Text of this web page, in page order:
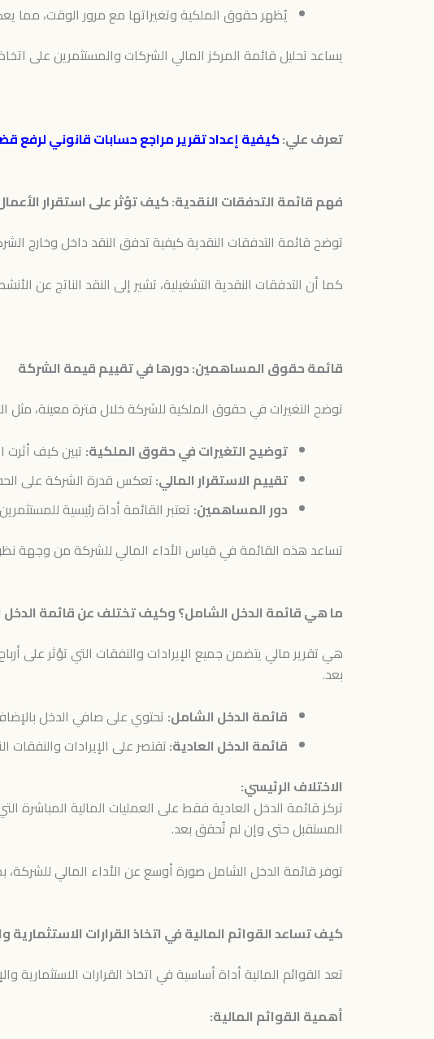
يُظهر حقوق الملكية وتغيراتها مع مرور الوقت،
يساعد تحليل قائمة المركز المالي الشركات والمستثمرين على
تعرف علي:كيفية إعداد تقرير مراجع حسابات قانوني لرفع
فهم قائمة التدفقات النقدية: كيف تؤثر على استقرار
توضح قائمة التدفقات النقدية كيفية تدفق النقد داخل وخارج
كما أن التدفقات النقدية التشغيلية، تشير إلى النقد الناتج عن
قائمة حقوق المساهمين: دورها في تقييم قيمة الشركة
توضح التغيرات في حقوق الملكية للشركة خلال فترة معينة، مثل
توضيح التغيرات في حقوق الملكية: تبين كيف أثرت
تقييم الاستقرار المالي:تعكس قدرة الشركة على
دور المساهمين: تعتبر القائمة أداة رئيسية
تساعد هذه القائمة في قياس الأداء المالي للشركة من وجهة
ما هي قائمة الدخل الشامل؟ وكيف تختلف عن قائمة الدخل
هي تقرير مالي يتضمن جميع الإيرادات والنفقات التي تؤثر على
بعد.
قائمة الدخل الشامل: تحتوي على صافي الدخل
قائمة الدخل العادية:تقتصر على الإيرادات والنفقات
الاختلاف الرئيسي:
تركز قائمة الدخل العادية فقط على العمليات المالية المباشرة
المستقبل حتى وإن لم تُحقق بعد.
توفر قائمة الدخل الشامل صورة أوسع عن الأداء المالي
كيف تساعد القوائم المالية في اتخاذ القرارات الاستثمارية
تعد القوائم المالية أداة أساسية في اتخاذ القرارات
أهمية القوائم المالية: